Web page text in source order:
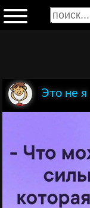
Это не я